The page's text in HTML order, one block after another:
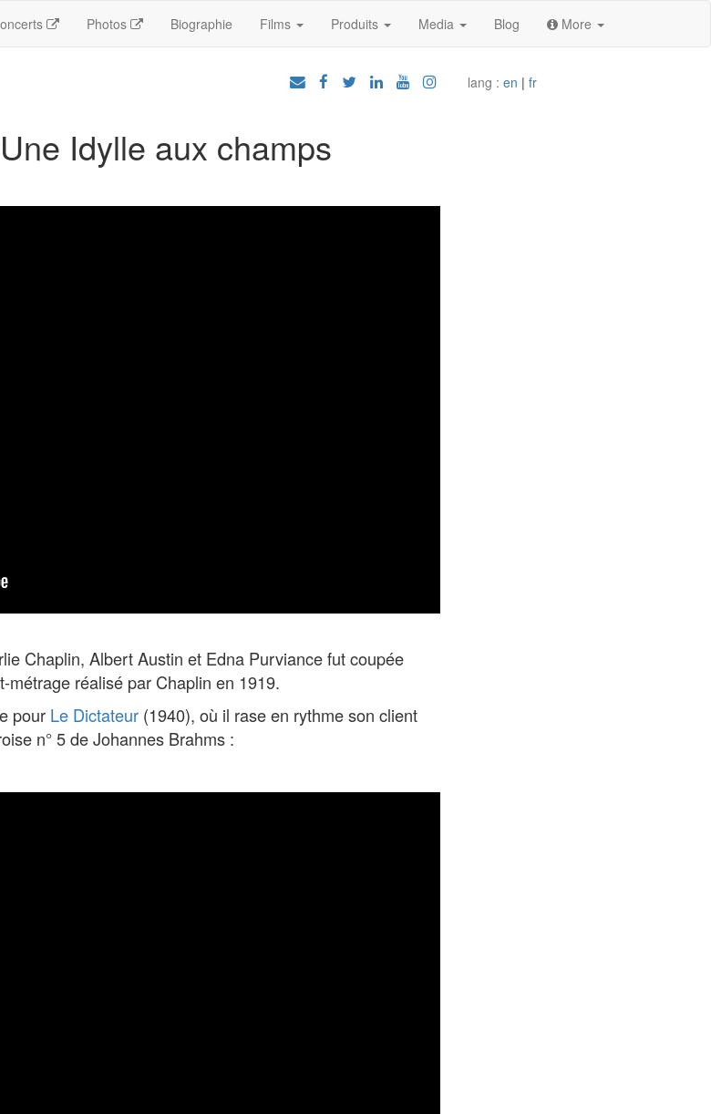
Photos Biographie Films Produits Media Blog More
lang : en | fr
Idylle aux champs
Chaplin, Albert Austin et Edna Purviance fut coupée
métrage réalisé par Chaplin en 1919.
pour Le Dictateur (1940), où il rase en rythme son client
n° 5 de Johannes Brahms :